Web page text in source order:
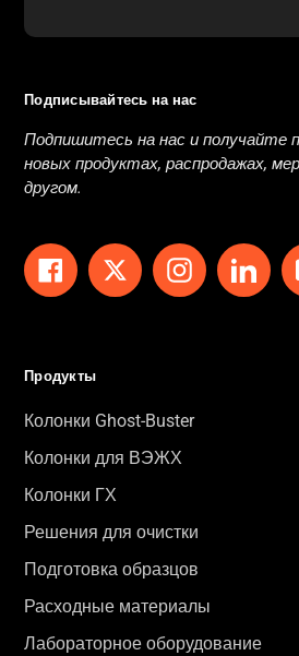
Подписывайтесь на нас
Подпишитесь на нас и получайте
новых продуктах, распродажах,
другом.
Facebook Twitter Instagram
Продукты
Колонки Ghost-Buster
Колонки для ВЭЖХ
Колонки ГХ
Решения для очистки
Подготовка образцов
Расходные материалы
Лабораторное оборудование